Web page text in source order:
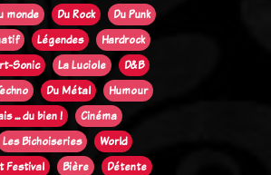
monde Du Rock
Du Punk
Légendes
Hardrock
Sonic La Luciole
D&B
Du Métal
Humour
... du bien !
Cinéma
Les Bichoiseries
World
Festival Bière
Détente